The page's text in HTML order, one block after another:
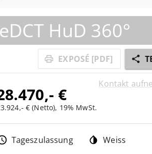
HuD 360°
EXPOSÉ [PDF]
€
€ (Netto), 19% MwSt.
Kontakt
Tageszulassung
Weiss